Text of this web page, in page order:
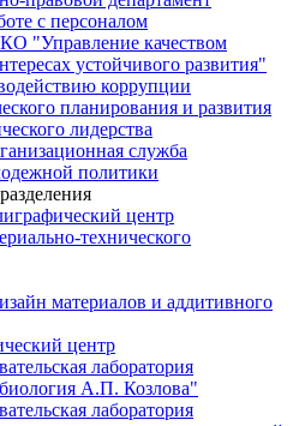
с персоналом
"Управление качеством
устойчивого развития"
коррупции
планирования и развития
лидерства
служба
политики
центр
технического
материалов и аддитивного
центр
лаборатория
А.П. Козлова"
лаборатория